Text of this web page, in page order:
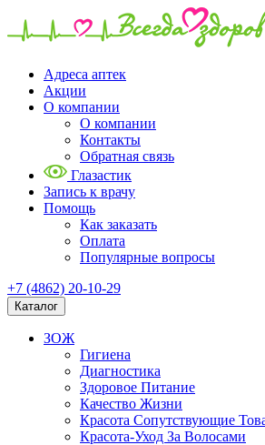
Адреса аптек
Акции
О компании
О компании
Контакты
Обратная связь
Глазастик
Запись к врачу
Помощь
Как заказать
Оплата
Популярные вопросы
+7 (4862) 20-10-29
Каталог
ЗОЖ
Гигиена
Диагностика
Здоровое Питание
Качество Жизни
Красота Сопутствующие
Красота-Уход За Волосами